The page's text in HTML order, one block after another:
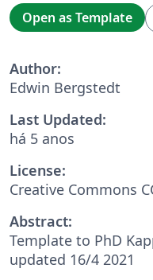
Open as Template
Author:
Edwin Bergstedt
Last Updated:
há 5 anos
License:
Creative Commons
Abstract:
Template to PhD
updated 16/4 2021